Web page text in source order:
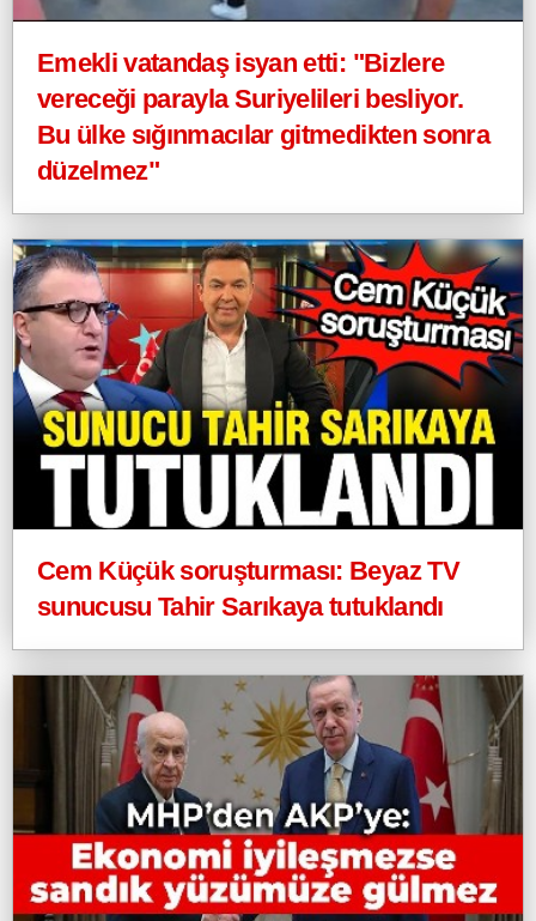
Emekli vatandaş isyan etti: "Bizlere
vereceği parayla Suriyelileri besliyor.
Bu ülke sığınmacılar gitmedikten sonra
düzelmez"
Cem Küçük soruşturması: Beyaz TV
sunucusu Tahir Sarıkaya tutuklandı